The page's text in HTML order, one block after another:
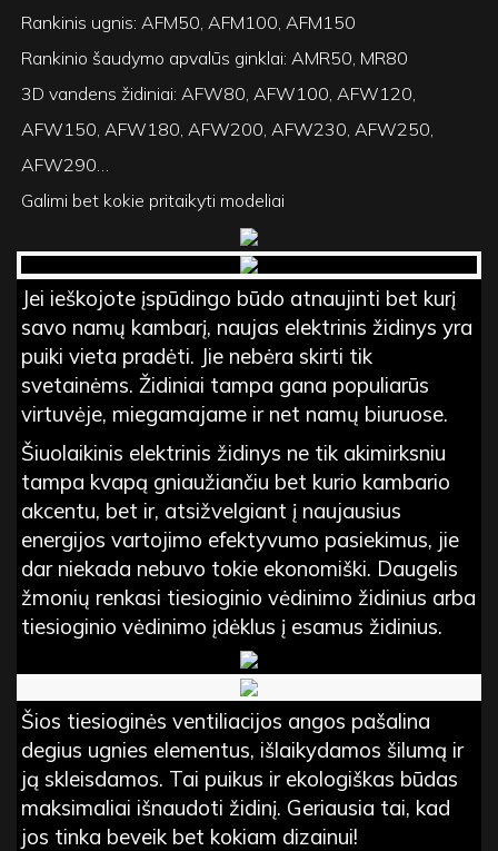
Rankinis ugnis: AFM50, AFM100, AFM150
Rankinio šaudymo apvalūs ginklai: AMR50, MR80
3D vandens židiniai: AFW80, AFW100, AFW120,
AFW150, AFW180, AFW200, AFW230, AFW250,
AFW290…
Galimi bet kokie pritaikyti modeliai
Jei ieškojote įspūdingo būdo atnaujinti bet kurį
savo namų kambarį, naujas elektrinis židinys yra
puiki vieta pradėti. Jie nebėra skirti tik
svetainėms. Židiniai tampa gana populiarūs
virtuvėje, miegamajame ir net namų biuruose.
Šiuolaikinis elektrinis židinys ne tik akimirksniu
tampa kvapą gniaužiančiu bet kurio kambario
akcentu, bet ir, atsižvelgiant į naujausius
energijos vartojimo efektyvumo pasiekimus, jie
dar niekada nebuvo tokie ekonomiški. Daugelis
žmonių renkasi tiesioginio vėdinimo židinius arba
tiesioginio vėdinimo įdėklus į esamus židinius.
Šios tiesioginės ventiliacijos angos pašalina
degius ugnies elementus, išlaikydamos šilumą ir
ją skleisdamos. Tai puikus ir ekologiškas būdas
maksimaliai išnaudoti židinį. Geriausia tai, kad
jos tinka beveik bet kokiam dizainui!